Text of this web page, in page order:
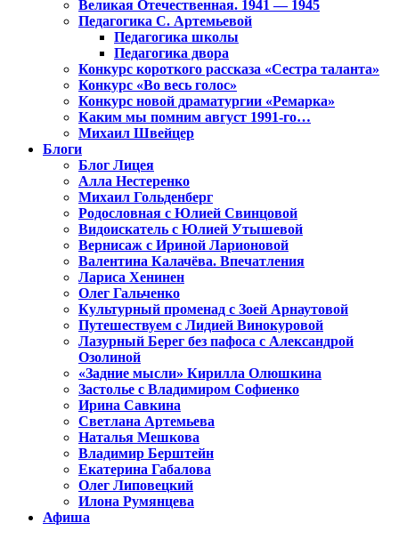
Великая Отечественная. 1941 — 1945
Педагогика С. Артемьевой
Педагогика школы
Педагогика двора
Конкурс короткого рассказа «Сестра таланта»
Конкурс «Во весь голос»
Конкурс новой драматургии «Ремарка»
Каким мы помним август 1991-го…
Михаил Швейцер
Блоги
Блог Лицея
Алла Нестеренко
Михаил Гольденберг
Родословная с Юлией Свинцовой
Видоискатель с Юлией Утышевой
Вернисаж с Ириной Ларионовой
Валентина Калачёва. Впечатления
Лариса Хенинен
Олег Гальченко
Культурный променад с Зоей Арнаутовой
Путешествуем с Лидией Винокуровой
Лазурный Берег без пафоса с Александрой
Озолиной
«Задние мысли» Кирилла Олюшкина
Застолье с Владимиром Софиенко
Ирина Савкина
Светлана Артемьева
Наталья Мешкова
Владимир Берштейн
Екатерина Габалова
Олег Липовецкий
Илона Румянцева
Афиша